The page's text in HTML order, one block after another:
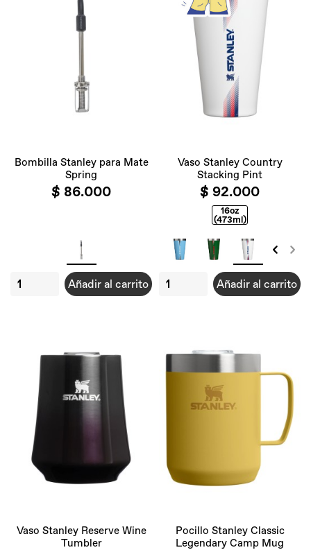
Bombilla Stanley para Mate
Spring
$ 86.000
Añadir al carrito
Vaso Stanley Country
Stacking Pint
$ 92.000
16oz
(473ml)
Añadir al carrito
Vaso Stanley Reserve Wine
Tumbler
Pocillo Stanley Classic
Legendary Camp Mug